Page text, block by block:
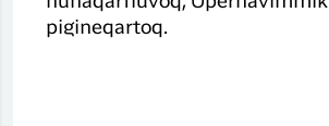
pigineqartoq.